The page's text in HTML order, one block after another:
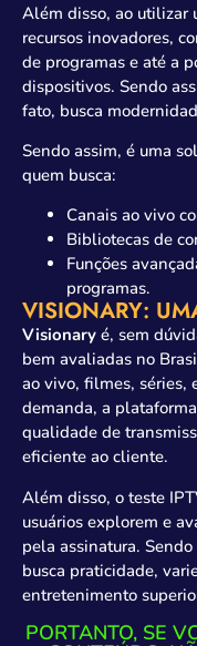
Além disso, ao utilizar
recursos inovadores,
de programas e até a
dispositivos. Sendo
fato, busca
Sendo assim, é uma
quem busca:
Canais ao vivo
Bibliotecas de
Funções
programas.
VISIONARY:
Visionary é, sem
bem avaliadas no
ao vivo, filmes, séries,
demanda, a
qualidade de
eficiente ao cliente.
Além disso, o teste
usuários explorem e
pela assinatura.
busca praticidade,
entretenimento
PORTANTO, SE